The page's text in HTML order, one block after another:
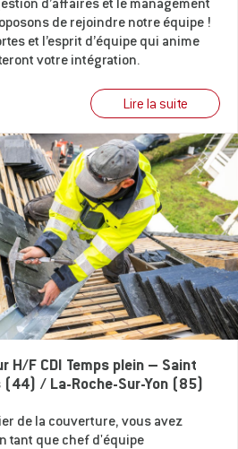
d’affaires et le management
de rejoindre notre équipe !
et l’esprit d’équipe qui anime
votre intégration.
Lire la suite
H/F CDI Temps plein – Saint
/ La-Roche-Sur-Yon (85)
de la couverture, vous avez
tant que chef d'équipe